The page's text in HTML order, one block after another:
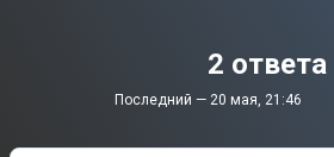
2 ответа
Последний — 20 мая, 21:46